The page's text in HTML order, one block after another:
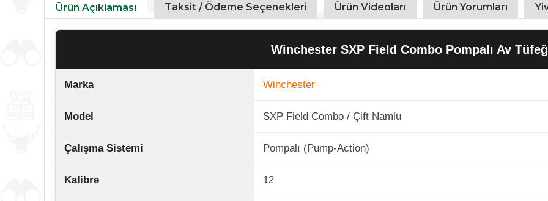
Ürün Açıklaması Taksit / Ödeme Seçenekleri Ürün Videoları Ürün Yorumları
Winchester SXP Field Combo Pompalı Av
Marka Winchester
Model SXP Field Combo / Çift Namlu
Çalışma Sistemi Pompalı (Pump-Action)
Kalibre 12